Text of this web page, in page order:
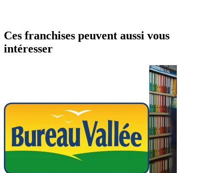
Ces franchises peuvent aussi vous
intéresser